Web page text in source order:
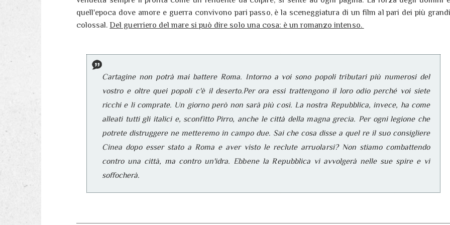
quell'epoca dove amore e guerra convivono pari passo, è la sceneggiatura di un film al pari dei più grandi
colossal.Del guerriero del mare si può dire solo una cosa: è un romanzo intenso.
Cartagine non potrà mai battere Roma. Intorno a voi sono popoli tributari più numerosi del
vostro e oltre quei popoli c'è il deserto.Per ora essi trattengono il loro odio perché voi siete
ricchi e li comprate. Un giorno però non sarà più così. La nostra Repubblica, invece, ha come
alleati tutti gli italici e, sconfitto Pirro, anche le città della magna grecia. Per ogni legione che
potrete distruggere ne metteremo in campo due. Sai che cosa disse a quel re il suo consigliere
Cinea dopo esser stato a Roma e aver visto le reclute arruolarsi? Non stiamo combattendo
contro una città, ma contro un'idra. Ebbene la Repubblica vi avvolgerà nelle sue spire e vi
soffocherà.